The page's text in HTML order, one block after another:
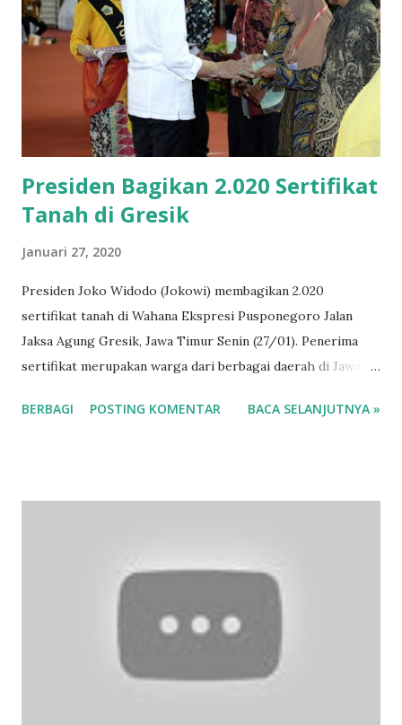
2020. Penetapan tersebut berdasarkan surat nomor
144/Pid.Sus-TPK/2019/PN Sby, antara lain berbunyi
menetapkan untuk melakukan penahanan atas terdakwa
Andhy Hendro Wijaya dalam tahanan kota paling lama 30
hari, memerintahkan agar salinan penetapan ini disampaikan
kepada terdakwa dan keluarganya. Terkait dengan
penetapan itu, Kasip...
Presiden Bagikan 2.020 Sertifikat
Tanah di Gresik
Januari 27, 2020
Presiden Joko Widodo (Jokowi) membagikan 2.020
sertifikat tanah di Wahana Ekspresi Pusponegoro Jalan
Jaksa Agung Gresik, Jawa Timur Senin (27/01). Penerima
sertifikat merupakan warga dari berbagai daerah di Jawa
Timur seperti di Surabaya, Lamongan, Bangkalan dan
sertifikat untuk Kabupaten Bangkalan. Dalam kunjungan
kerja (kunker) kali ini, Jokowi didampingi Menko Maritim
dan Investasi Luhut Binsar Panjaitan, Menteri Sekretaris
Erick Tohir, Sekretaris Kabinet Pramono Anung, dan dua
BERBAGI POSTING KOMENTAR BACA SELANJUTNYA »